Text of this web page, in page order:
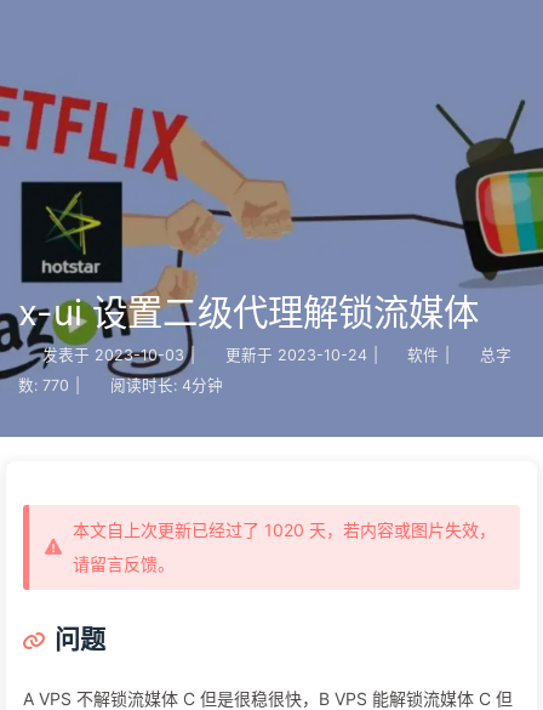
x-ui 设置二级代理解锁流媒体
发表于 2023-10-03 | 更新于 2023-10-24 软件
总字
数: 770 阅读时长: 4分钟
本文自上次更新已经过了 1020 天，若内容或图片失效，
请留言反馈。
问题
A VPS 不解锁流媒体 C 但是很稳很快，B VPS 能解锁流媒体 C 但